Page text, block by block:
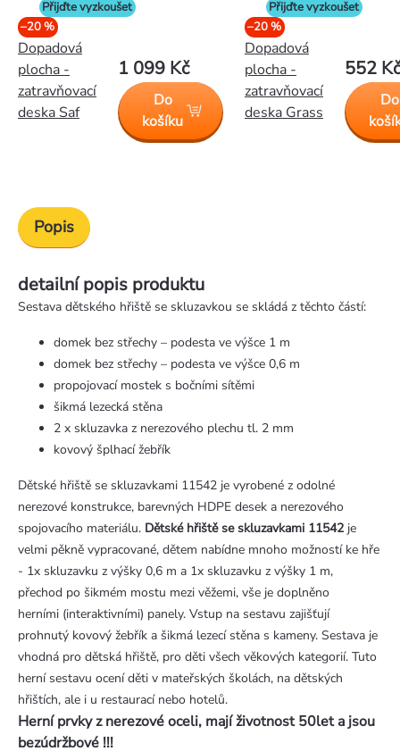
Přijďte vyzkoušet
–20 %
Dopadová
plocha -
zatravňovací
deska Saf
1 099 Kč
Do
košíku
Přijďte vyzkoušet
–20 %
Dopadová
plocha -
zatravňovací
deska Grass
552 Kč
Do
Popis
detailní popis produktu
Sestava dětského hřiště se skluzavkou se skládá z těchto částí:
domek bez střechy – podesta ve výšce 1 m
domek bez střechy – podesta ve výšce 0,6 m
propojovací mostek s bočními sítěmi
šikmá lezecká stěna
2 x skluzavka z nerezového plechu tl. 2 mm
kovový šplhací žebřík
Dětské hřiště se skluzavkami 11542 je vyrobené z odolné
nerezové konstrukce, barevných HDPE desek a nerezového
spojovacího materiálu. Dětské hřiště se skluzavkami 11542 je
velmi pěkně vypracované, dětem nabídne mnoho možností ke hře
- 1x skluzavku z výšky 0,6 m a 1x skluzavku z výšky 1 m,
přechod po šikmém mostu mezi věžemi, vše je doplněno
herními (interaktivními) panely. Vstup na sestavu zajišťují
prohnutý kovový žebřík a šikmá lezecí stěna s kameny. Sestava je
vhodná pro dětská hřiště, pro děti všech věkových kategorií. Tuto
herní sestavu ocení děti v mateřských školách, na dětských
hřištích, ale i u restaurací nebo hotelů.
Herní prvky z nerezové oceli, mají životnost 50let a jsou
bezúdržbové !!!